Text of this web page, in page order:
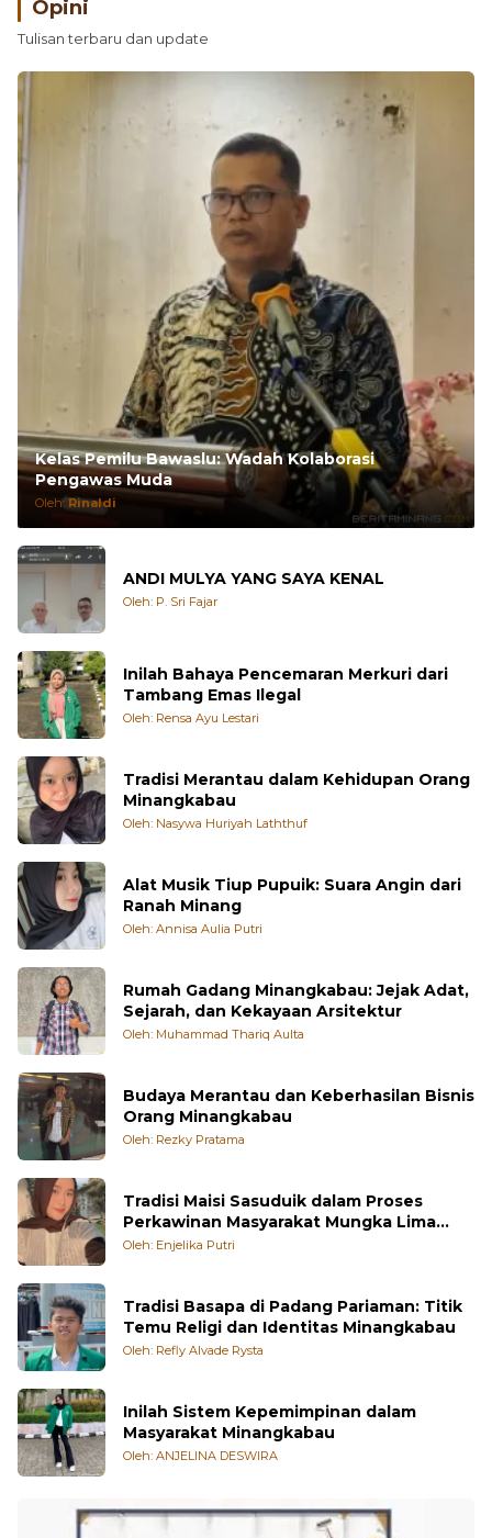
Opini
Tulisan terbaru dan update
Kelas Pemilu Bawaslu: Wadah Kolaborasi
Pengawas Muda
Oleh:Rinaldi
ANDI MULYA YANG SAYA KENAL
Oleh: P. Sri Fajar
Inilah Bahaya Pencemaran Merkuri dari
Tambang Emas Ilegal
Oleh: Rensa Ayu Lestari
Tradisi Merantau dalam Kehidupan Orang
Minangkabau
Oleh: Nasywa Huriyah Laththuf
Alat Musik Tiup Pupuik: Suara Angin dari
Ranah Minang
Oleh: Annisa Aulia Putri
Rumah Gadang Minangkabau: Jejak Adat,
Sejarah, dan Kekayaan Arsitektur
Oleh: Muhammad Thariq Aulta
Budaya Merantau dan Keberhasilan Bisnis
Orang Minangkabau
Oleh: Rezky Pratama
Tradisi Maisi Sasuduik dalam Proses
Perkawinan Masyarakat Mungka Lima
Puluh Kota
Oleh: Enjelika Putri
Tradisi Basapa di Padang Pariaman: Titik
Temu Religi dan Identitas Minangkabau
Oleh: Refly Alvade Rysta
Inilah Sistem Kepemimpinan dalam
Masyarakat Minangkabau
Oleh: ANJELINA DESWIRA